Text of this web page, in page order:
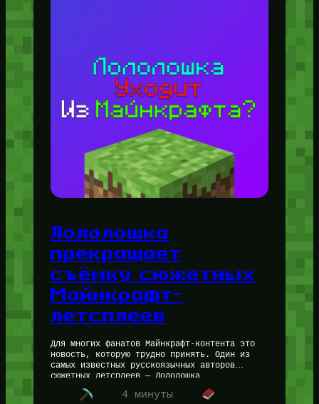
Лололошка
прекращает
съёмку сюжетных
Майнкрафт-
летсплеев
Для многих фанатов Майнкрафт-контента это
новость, которую трудно принять. Один из
самых известных русскоязычных авторов
сюжетных летсплеев — Лололошка
(MrLololoshka) — объявил о завершении эпохи
своих сюжетных Майнкрафт сезонов. Проект,…
4 минуты